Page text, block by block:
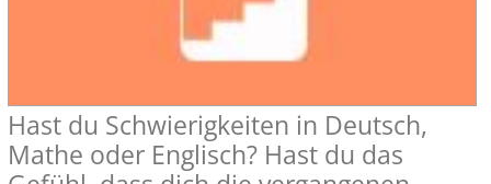
Hast du Schwierigkeiten in Deutsch,
Mathe oder Englisch? Hast du das